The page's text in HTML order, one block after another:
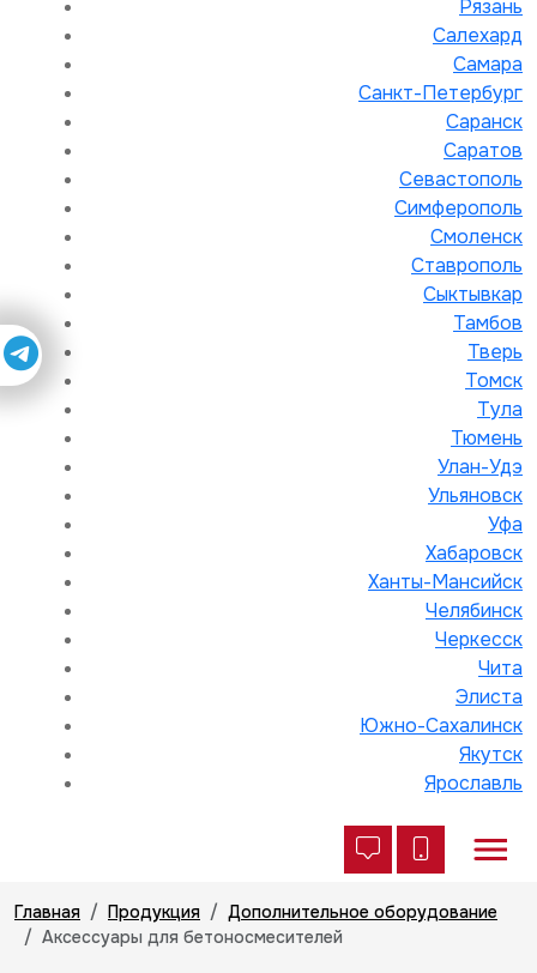
Рязань
Салехард
Самара
Санкт-Петербург
Саранск
Саратов
Севастополь
Симферополь
Смоленск
Ставрополь
Сыктывкар
Тамбов
Тверь
Томск
Тула
Тюмень
Улан-Удэ
Ульяновск
Уфа
Хабаровск
Ханты-Мансийск
Челябинск
Черкесск
Чита
Элиста
Южно-Сахалинск
Якутск
Ярославль
Главная Продукция
Дополнительное оборудование
Аксессуары для бетоносмесителей